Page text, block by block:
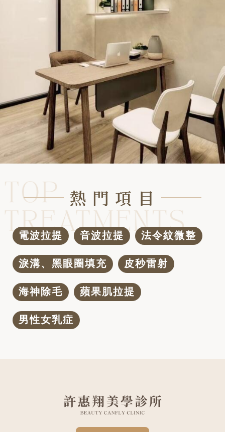
熱 門 項 目
電波拉提 音波拉提 法令紋微整
淚溝、黑眼圈填充 皮秒雷射
海神除毛 蘋果肌拉提
男性女乳症